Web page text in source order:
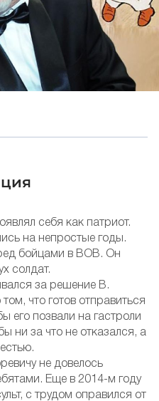
себя как патриот.
на непростые годы.
бойцами в ВОВ. Он
солдат.
за решение В.
что готов отправиться
его позвали на гастроли
ни за что не отказался, а
не довелось
Еще в 2014-м году
с трудом оправился от